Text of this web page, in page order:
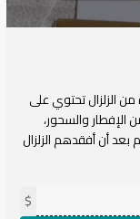
الزلزال تحتوي على
الإفطار والسحور،
أن أفقدهم الزلزال
$